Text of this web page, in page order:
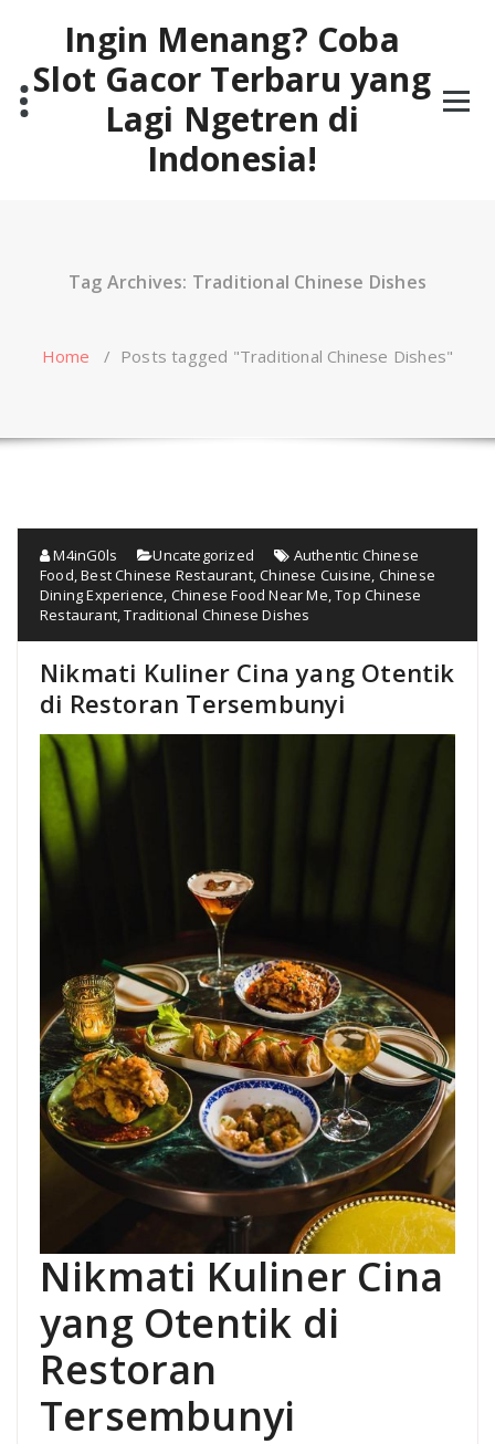
Ingin Menang? Coba
Slot Gacor Terbaru yang
Lagi Ngetren di
Indonesia!
Tag Archives: Traditional Chinese Dishes
Home / Posts tagged "Traditional Chinese Dishes"
M4inG0ls Uncategorized
Authentic Chinese
Food ,Best Chinese Restaurant,Chinese Cuisine Chinese
Dining Experience Chinese Food Near Me ,Top Chinese
Restaurant ,Traditional Chinese Dishes
Nikmati Kuliner Cina yang Otentik
di Restoran Tersembunyi
Nikmati Kuliner Cina
yang Otentik di
Restoran
Tersembunyi